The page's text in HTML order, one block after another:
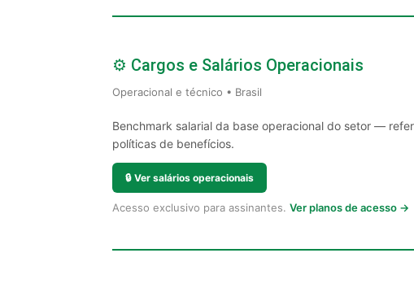
⚙️ Cargos e Salários Operacionais
Operacional e técnico • Brasil
Benchmark salarial da base operacional do setor —
políticas de benefícios.
🔒 Ver salários operacionais
Acesso exclusivo para assinantes. Ver planos de acesso →